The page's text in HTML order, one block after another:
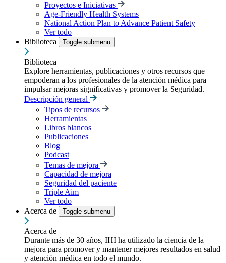
Proyectos e Iniciativas
Age-Friendly Health Systems
National Action Plan to Advance Patient Safety
Ver todo
Biblioteca
Toggle submenu
Biblioteca
Explore herramientas, publicaciones y otros recursos que
empoderan a los profesionales de la atención médica para
impulsar mejoras significativas y promover la Seguridad.
Descripción general
Tipos de recursos
Herramientas
Libros blancos
Publicaciones
Blog
Podcast
Temas de mejora
Capacidad de mejora
Seguridad del paciente
Triple Aim
Ver todo
Acerca de
Toggle submenu
Acerca de
Durante más de 30 años, IHI ha utilizado la ciencia de la
mejora para promover y mantener mejores resultados en salud
y atención médica en todo el mundo.